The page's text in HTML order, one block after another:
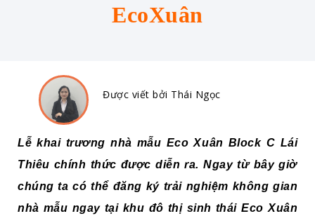
EcoXuân
Được viết bởi Thái Ngọc
Lễ khai trương nhà mẫu Eco Xuân Block C Lái
Thiêu chính thức được diễn ra. Ngay từ bây giờ
chúng ta có thể đăng ký trải nghiệm không gian
nhà mẫu ngay tại khu đô thị sinh thái Eco Xuân